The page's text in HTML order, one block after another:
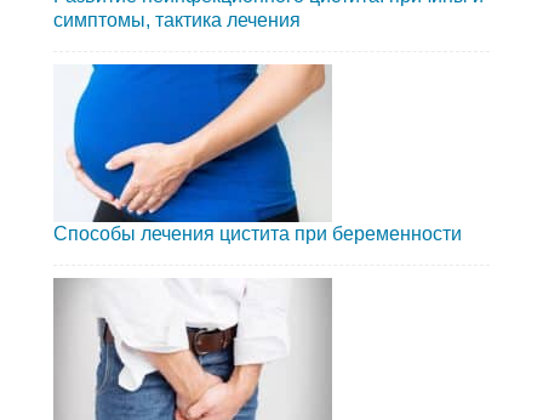
симптомы, тактика лечения
Способы лечения цистита при беременности